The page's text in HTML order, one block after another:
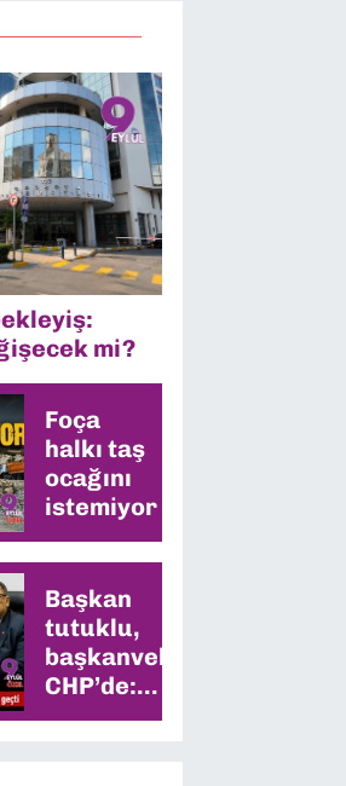
mi?
Foça
halkı taş
ocağını
istemiyor
Başkan
tutuklu,
başkanvekili
CHP’de:
Meclis